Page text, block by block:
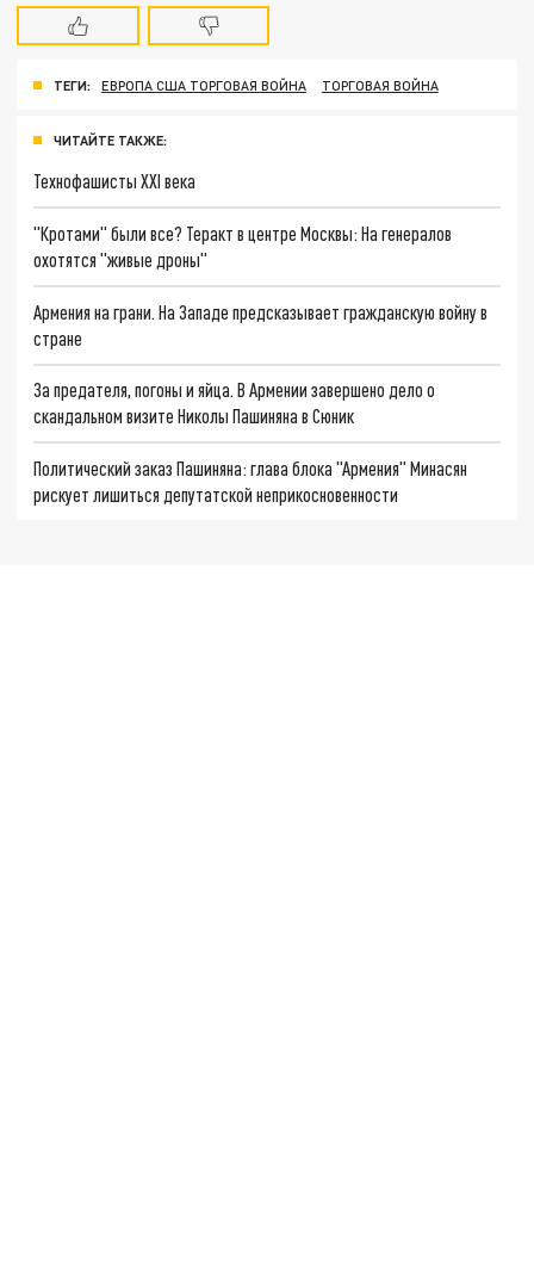
ТЕГИ: ЕВРОПА США ТОРГОВАЯ ВОЙНА ТОРГОВАЯ ВОЙНА
ЧИТАЙТЕ ТАКЖЕ:
Технофашисты XXI века
"Кротами" были все? Теракт в центре Москвы: На генералов
охотятся "живые дроны"
Армения на грани. На Западе предсказывает гражданскую войну в
стране
За предателя, погоны и яйца. В Армении завершено дело о
скандальном визите Николы Пашиняна в Сюник
Политический заказ Пашиняна: глава блока "Армения" Минасян
рискует лишиться депутатской неприкосновенности